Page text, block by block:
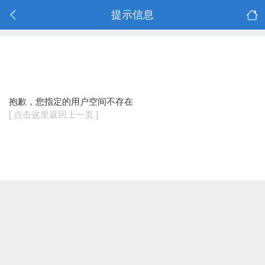
提示信息
抱歉，您指定的用户空间不存在
[ 点击这里返回上一页 ]